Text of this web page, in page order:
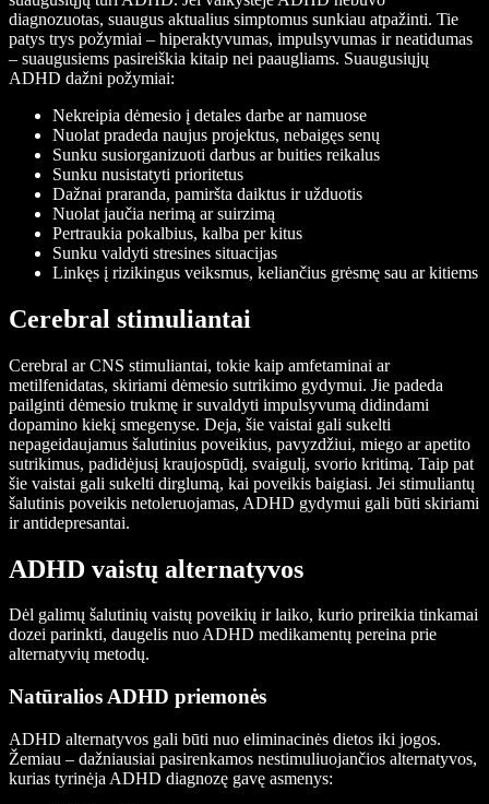
diagnozuotas, suaugus aktualius simptomus sunkiau atpažinti. Tie
patys trys požymiai – hiperaktyvumas, impulsyvumas ir neatidumas
– suaugusiems pasireiškia kitaip nei paaugliams. Suaugusiųjų
ADHD dažni požymiai:
Nekreipia dėmesio į detales darbe ar namuose
Nuolat pradeda naujus projektus, nebaigęs senų
Sunku susiorganizuoti darbus ar buities reikalus
Sunku nusistatyti prioritetus
Dažnai praranda, pamiršta daiktus ir užduotis
Nuolat jaučia nerimą ar suirzimą
Pertraukia pokalbius, kalba per kitus
Sunku valdyti stresines situacijas
Linkęs į rizikingus veiksmus, keliančius grėsmę sau ar kitiems
Cerebral stimuliantai
Cerebral ar CNS stimuliantai, tokie kaip amfetaminai ar
metilfenidatas, skiriami dėmesio sutrikimo gydymui. Jie padeda
pailginti dėmesio trukmę ir suvaldyti impulsyvumą didindami
dopamino kiekį smegenyse. Deja, šie vaistai gali sukelti
nepageidaujamus šalutinius poveikius, pavyzdžiui, miego ar apetito
sutrikimus, padidėjusį kraujospūdį, svaigulį, svorio kritimą. Taip pat
šie vaistai gali sukelti dirglumą, kai poveikis baigiasi. Jei stimuliantų
šalutinis poveikis netoleruojamas, ADHD gydymui gali būti skiriami
ir antidepresantai.
ADHD vaistų alternatyvos
Dėl galimų šalutinių vaistų poveikių ir laiko, kurio prireikia tinkamai
dozei parinkti, daugelis nuo ADHD medikamentų pereina prie
alternatyvių metodų.
Natūralios ADHD priemonės
ADHD alternatyvos gali būti nuo eliminacinės dietos iki jogos.
Žemiau – dažniausiai pasirenkamos nestimuliuojančios alternatyvos,
kurias tyrinėja ADHD diagnozę gavę asmenys: